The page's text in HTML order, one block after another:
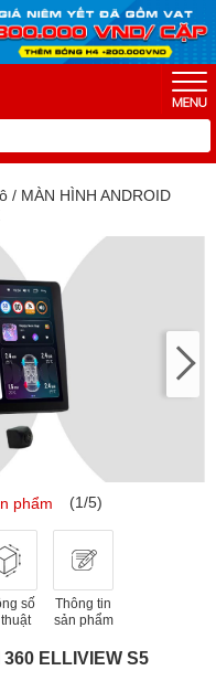
/ MÀN HÌNH ANDROID
phẩm (1/5)
số
Thông tin
sản phẩm
ELLIVIEW S5